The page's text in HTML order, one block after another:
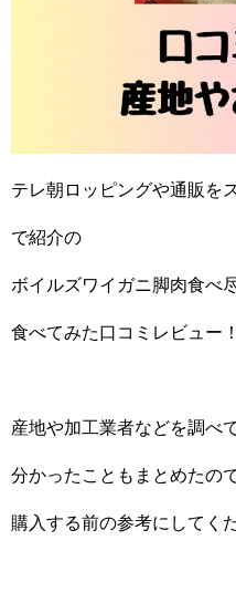
テレ朝ロッピングや通販を
で紹介の
ボイルズワイガニ脚肉食べ
食べてみた口コミレビュー！
産地や加工業者などを調べ
分かったこともまとめたので
購入する前の参考にしてく